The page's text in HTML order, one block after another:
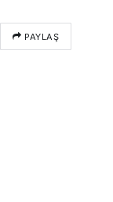
PAYLAŞ